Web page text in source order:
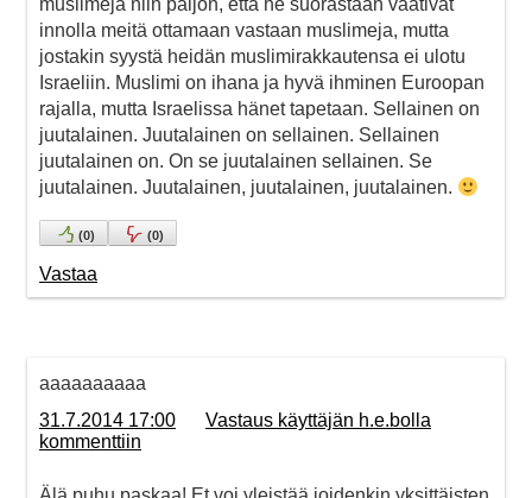
muslimeja niin paljon, että he suorastaan vaativat
innolla meitä ottamaan vastaan muslimeja, mutta
jostakin syystä heidän muslimirakkautensa ei ulotu
Israeliin. Muslimi on ihana ja hyvä ihminen Euroopan
rajalla, mutta Israelissa hänet tapetaan. Sellainen on
juutalainen. Juutalainen on sellainen. Sellainen
juutalainen on. On se juutalainen sellainen. Se
juutalainen. Juutalainen, juutalainen, juutalainen.
(0) (0)
Vastaa
aaaaaaaaaa
31.7.2014 17:00
Vastaus käyttäjän h.e.bolla
kommenttiin